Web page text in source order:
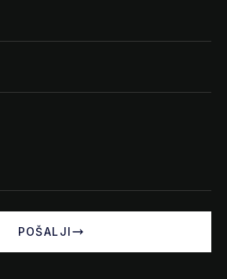
POŠALJI